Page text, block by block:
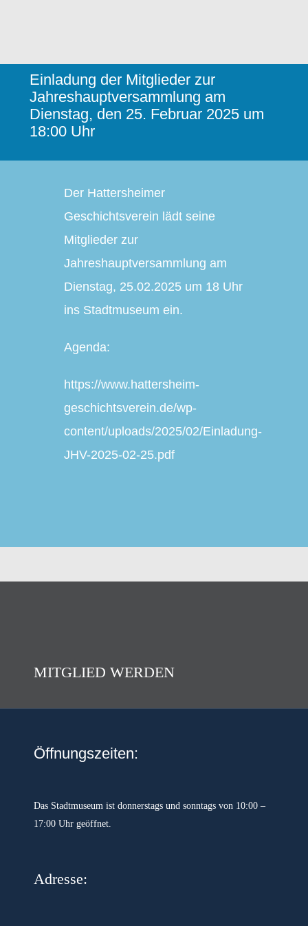
Presse-Archiv
Kontakt/Impressum/DSGVO
Einladung der Mitglieder zur
Jahreshauptversammlung am
Dienstag, den 25. Februar 2025 um
18:00 Uhr
Der Hattersheimer
Geschichtsverein lädt seine
Mitglieder zur
Jahreshauptversammlung am
Dienstag, 25.02.2025 um 18 Uhr
ins Stadtmuseum ein.
Agenda:
https://www.hattersheim-
geschichtsverein.de/wp-
content/uploads/2025/02/Einladung-
JHV-2025-02-25.pdf
MITGLIED WERDEN
Öffnungszeiten:
Das Stadtmuseum ist donnerstags und sonntags von 10:00 –
17:00 Uhr geöffnet.
Adresse: